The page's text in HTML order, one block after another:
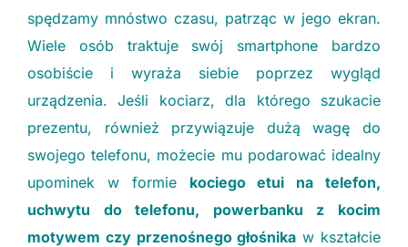
spędzamy mnóstwo czasu, patrząc w jego ekran.
Wiele osób traktuje swój smartphone bardzo
osobiście i wyraża siebie poprzez wygląd
urządzenia. Jeśli kociarz, dla którego szukacie
prezentu, również przywiązuje dużą wagę do
swojego telefonu, możecie mu podarować idealny
upominek w formie kociego etui na telefon,
uchwytu do telefonu, powerbanku z kocim
motywem czy przenośnego głośnika w kształcie